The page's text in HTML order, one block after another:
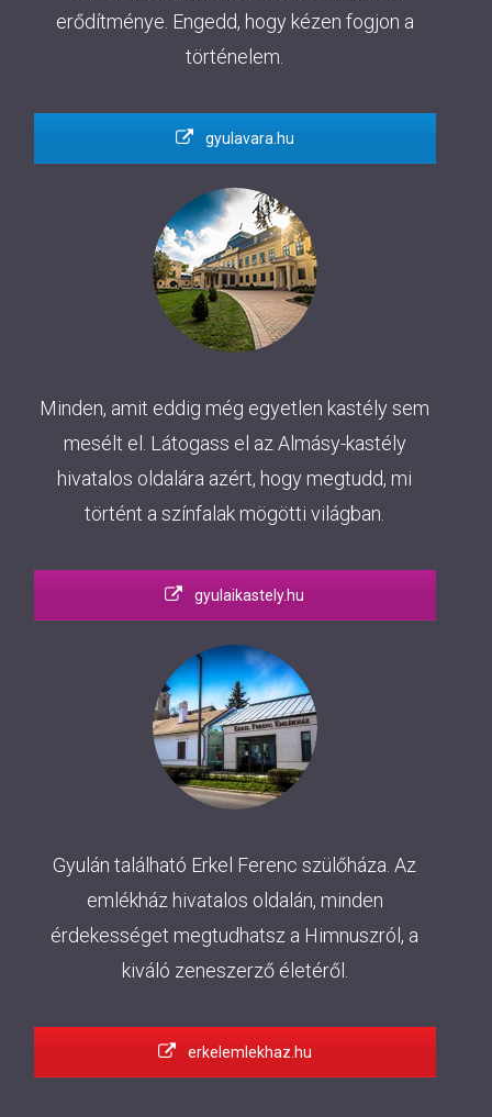
erődítménye. Engedd, hogy kézen fogjon a
történelem.
gyulavara.hu
Minden, amit eddig még egyetlen kastély sem
mesélt el. Látogass el az Almásy-kastély
hivatalos oldalára azért, hogy megtudd, mi
történt a színfalak mögötti világban.
gyulaikastely.hu
Gyulán található Erkel Ferenc szülőháza. Az
emlékház hivatalos oldalán, minden
érdekességet megtudhatsz a Himnuszról, a
kiváló zeneszerző életéről.
erkelemlekhaz.hu